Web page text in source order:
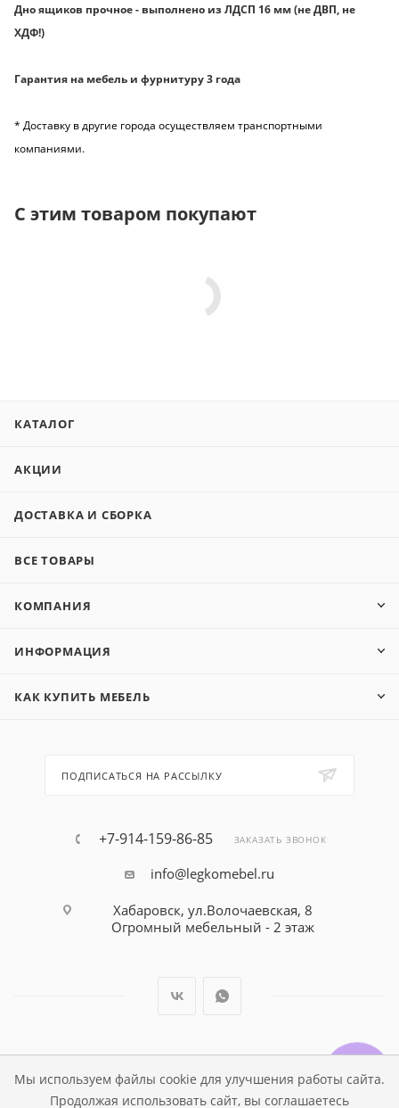
Мы используем файлы cookie для улучшения работы сайта.
Продолжая использовать сайт, вы соглашаетесь
Дно ящиков прочное - выполнено из ЛДСП 16 мм (не ДВП, не
ХДФ!)
Гарантия на мебель и фурнитуру 3 года
* Доставку в другие города осуществляем транспортными
компаниями.
С этим товаром покупают
КАТАЛОГ
АКЦИИ
ДОСТАВКА И СБОРКА
ВСЕ ТОВАРЫ
КОМПАНИЯ
ИНФОРМАЦИЯ
КАК КУПИТЬ МЕБЕЛЬ
ПОДПИСАТЬСЯ НА РАССЫЛКУ
+7-914-159-86-85 ЗАКАЗАТЬ ЗВОНОК
info@legkomebel.ru
Хабаровск, ул.Волочаевская, 8
Огромный мебельный - 2 этаж